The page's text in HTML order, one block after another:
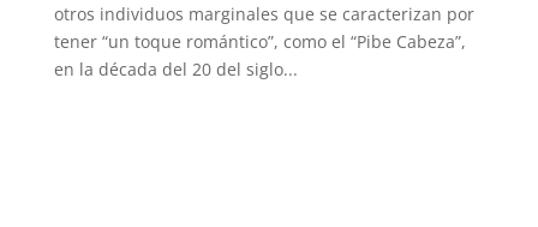
otros individuos marginales que se caracterizan por
tener “un toque romántico”, como el “Pibe Cabeza”,
en la década del 20 del siglo...